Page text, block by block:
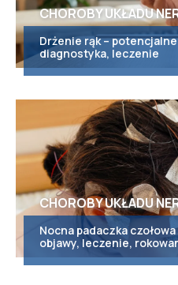
CHOROBY UKŁADU
Drżenie rąk –
diagnostyka, leczenie
CHOROBY UKŁADU
Nocna padaczka
objawy, leczenie,